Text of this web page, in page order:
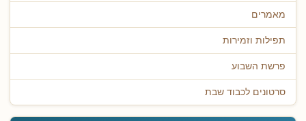
מאמרים
תפילות וזמירות
פרשת השבוע
סרטונים לכבוד שבת